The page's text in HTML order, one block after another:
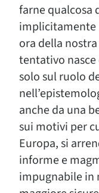
farne qualcosa
implicitamente
ora della
tentativo
solo sul ruolo
anche da una
sui motivi per
Europa, si
informe e
impugnabile in